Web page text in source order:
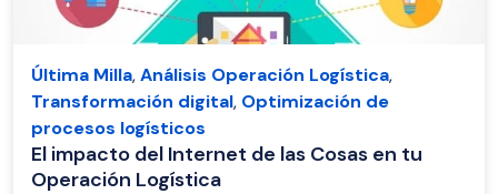
Última Milla,Análisis Operación Logística,
Transformación digital, Optimización de
procesos logísticos
El impacto del Internet de las Cosas en tu
Operación Logística